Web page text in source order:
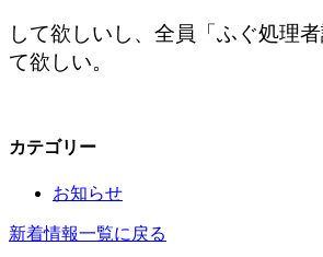
して欲しいし、全員「ふぐ処理
て欲しい。
カテゴリー
お知らせ
新着情報一覧に戻る